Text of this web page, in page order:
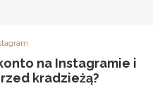
na Instagramie i
kradzieżą?